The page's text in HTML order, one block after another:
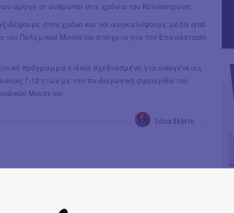
άραγε οι άνθρωποι στα χρόνια του Κολοκοτρώνη;
στον χρόνο και να ανακαλύψουμε μέσα από
του Πολεμικού Μουσείου στοιχεία για την Επανάσταση
πρόγραμμα ειδικά σχεδιασμένο για οικογένειες
7-12 ετών με την παιδαγωγική σφραγίδα του
Μουσείου.
Σόνια Βλάντη